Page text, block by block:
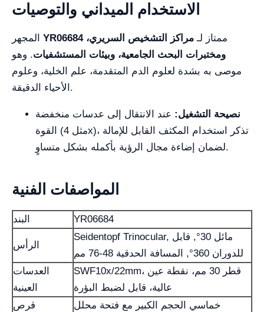
الاستخدام الميداني والتوصيات
YR06684 ممتاز لـ مراكز التشخيص السريري،
ومختبرات البحث الجامعية، وبيئات المستشفيات. وهو
موصى به بشدة لعلوم الدم المتقدمة، علم الخلية، وعلوم
الأحياء الدقيقة.
نصيحة التشغيل: عند الانتقال إلى عدسات منخفضة
القوة (مثل 4x)، تذكر استخدام المكثف القابل للإمالة
لضمان إضاءة مجال الرؤية بأكمله بشكل متساوٍ.
المواصفات الفنية
البند YR06684
الرأس
Seidentopf Trinocular, مائل 30°, قابل
للدوران 360°, المسافة الحدقية 48-76 مم
العدسات
العينية
SWF10x/22mm، قطر 30 مم، نقطة عين
عالية، قابل لضبط البؤرة
قرص
خماسي الحجم الكبير مع فتحة محلل